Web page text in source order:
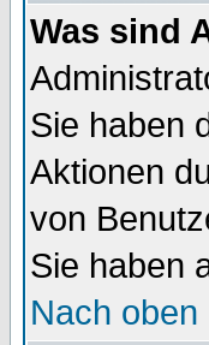
Was sind
Sie haben
Aktionen
von
Sie haben
Nach oben